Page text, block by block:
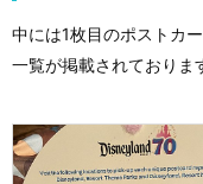
中には1枚目のポストカ
一覧が掲載されておりま